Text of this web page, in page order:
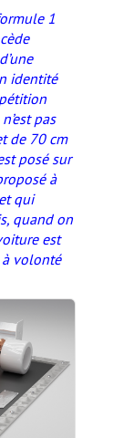
1
identité
pas
de 70 cm
posé sur
à
qui
quand on
est
volonté